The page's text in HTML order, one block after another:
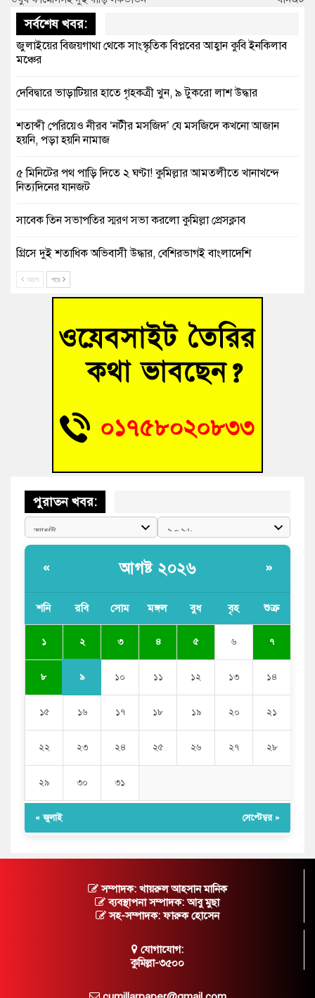
সর্বশেষ খবর:
জুলাইয়ের বিজয়গাথা থেকে সাংস্কৃতিক বিপ্লবের আহ্বান কুবি ইনকিলাব
মঞ্চের
দেবিদ্বারে ভাড়াটিয়ার হাতে গৃহকত্রী খুন, ৯ টুকরো লাশ উদ্ধার
শতাব্দী পেরিয়েও নীরব ‘নটীর মসজিদ’ যে মসজিদে কখনো আজান
হয়নি, পড়া হয়নি নামাজ
৫ মিনিটের পথ পাড়ি দিতে ২ ঘণ্টা! কুমিল্লার আমতলীতে খানাখন্দে
নিত্যদিনের যানজট
সাবেক তিন সভাপতির স্মরণ সভা করলো কুমিল্লা প্রেসক্লাব
গ্রিসে দুই শতাধিক অভিবাসী উদ্ধার, বেশিরভাগই বাংলাদেশি
বুড়িচংয়ে নিখোঁজের ৩ দিন পর ফিশারির পুকুরে রিকশাচালকের মরদেহ
“স্পেশাল ট্রাইব্যুনালে জুলাই গণহত্যার বিচার করেন, জনগণ আপনাদের
ছাড়বে না-সাক্কু
ভাষা সৈনিক অজিত গুহ মহাবিদ্যালয়ে জুলাই গণঅভ্যুত্থান দিবসের
‘হাসিনাকে ফেরাতে তৎপরতা’ কুবিতে ১১ শিক্ষককে ঘিরে ফ্যাক্ট-
ফাইন্ডিং কমিটি গঠন
আগে পরে
পুরাতন খবর:
« আগষ্ট ২০২৬ »
শনি রবি সোম মঙ্গল বুধ বৃহ শুক্র
১ ২ ৩ ৪ ৫ ৬ ৭
৮ ৯ ১০ ১১ ১২ ১৩ ১৪
১৫ ১৬ ১৭ ১৮ ১৯ ২০ ২১
২২ ২৩ ২৪ ২৫ ২৬ ২৭ ২৮
২৯ ৩০ ৩১
« জুলাই সেপ্টেম্বর »
সম্পাদক: খায়রুল আহসান মানিক
ব্যবস্থাপনা সম্পাদক: আবু মুছা
সহ-সম্পাদক: ফারুক হোসেন
যোগাযোগ:
কুমিল্লা-৩৫০০